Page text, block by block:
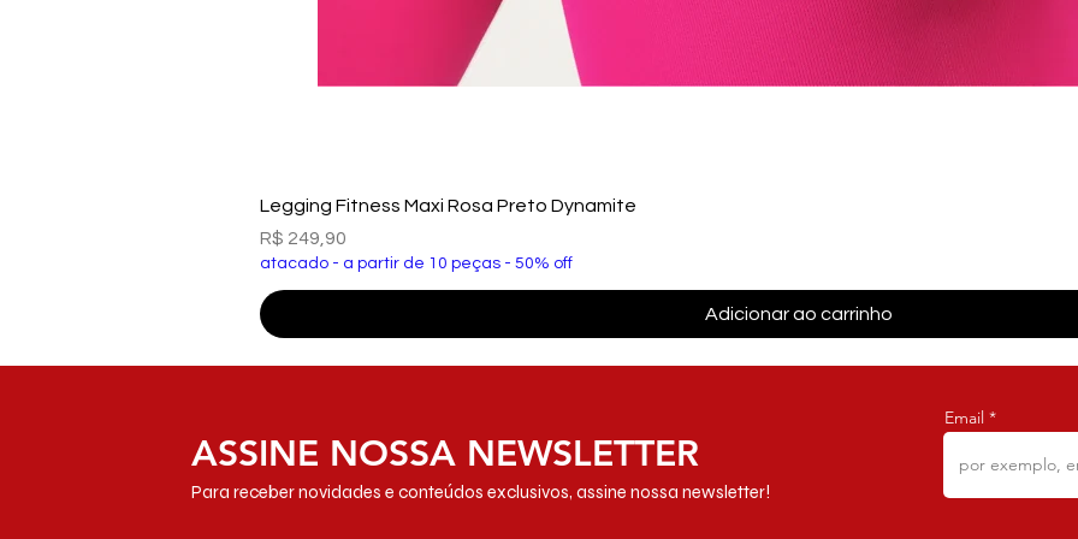
Legging Fitness Maxi Rosa Preto Dynamite
Preço
R$ 249,90
atacado - a partir de 10 peças - 50% off
Adicionar ao carrinho
ASSINE NOSSA NEWSLETTER
Para receber novidades e conteúdos exclusivos, assine nossa newsletter!
Email